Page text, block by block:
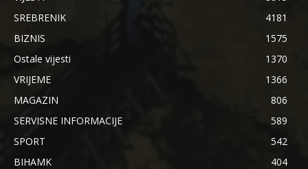
SREBRENIK
4181
BIZNIS
1575
Ostale vijesti
1370
VRIJEME
1366
MAGAZIN
806
SERVISNE INFORMACIJE
589
SPORT
542
BIHAMK
404